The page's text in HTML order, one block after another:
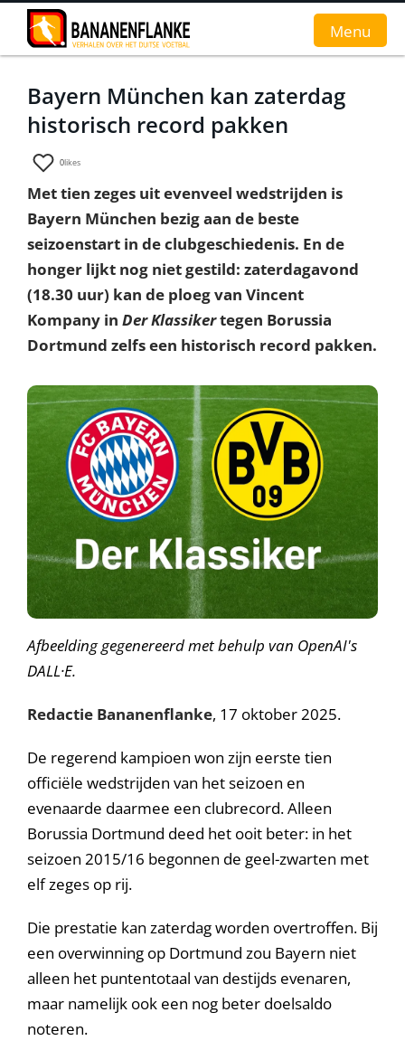
Home
Nieuws
Interviews
Groundhopverhalen
De fans
Achtergrond
Menu
Bayern München kan zaterdag
historisch record pakken
0likes
Met tien zeges uit evenveel wedstrijden is
Bayern München bezig aan de beste
seizoenstart in de clubgeschiedenis. En de
honger lijkt nog niet gestild: zaterdagavond
(18.30 uur) kan de ploeg van Vincent
Kompany in Der Klassikertegen Borussia
Dortmund zelfs een historisch record pakken.
Afbeelding gegenereerd met behulp van OpenAI's
DALL·E.
Redactie Bananenflanke, 17 oktober 2025.
De regerend kampioen won zijn eerste tien
officiële wedstrijden van het seizoen en
evenaarde daarmee een clubrecord. Alleen
Borussia Dortmund deed het ooit beter: in het
seizoen 2015/16 begonnen de geel-zwarten met
elf zeges op rij.
Die prestatie kan zaterdag worden overtroffen. Bij
een overwinning op Dortmund zou Bayern niet
alleen het puntentotaal van destijds evenaren,
maar namelijk ook een nog beter doelsaldo
noteren.